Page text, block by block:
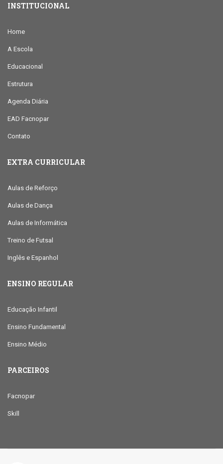
INSTITUCIONAL
Home
A Escola
Educacional
Estrutura
Agenda Diária
EAD Facnopar
Contato
EXTRA CURRICULAR
Aulas de Reforço
Aulas de Dança
Aulas de Informática
Treino de Futsal
Inglês e Espanhol
ENSINO REGULAR
Educação Infantil
Ensino Fundamental
Ensino Médio
PARCEIROS
Facnopar
Skill